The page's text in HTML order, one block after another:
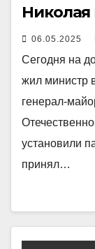
06.05.2025
Сегодня на
жил министр
генерал-
установили
принял…